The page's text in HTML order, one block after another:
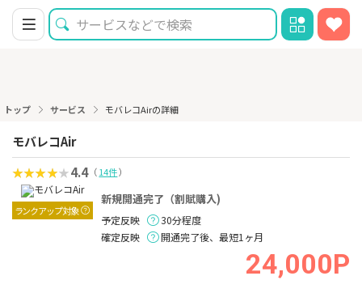
トップ サービス モバレコAirの詳細
モバレコAir
4.4（14件）
ランクアップ対象
新規開通完了（割賦購入)
予定反映
30分程度
確定反映
開通完了後、最短1ヶ月
24,000P